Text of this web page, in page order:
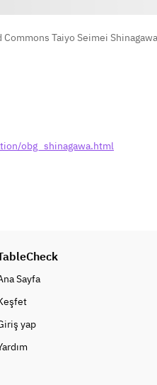
Taiyo Seimei
obg_shinagawa.html
Sayfa
yap